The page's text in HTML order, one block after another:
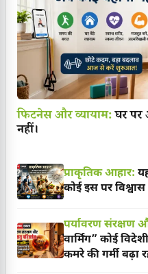
फिटनेस और व्यायाम:घर पर
नहीं।
प्राकृतिक आहार:
कोई इस पर
पर्यावरण संरक्षण
वार्मिंग” कोई
कमरे की गर्मी बढ़ा